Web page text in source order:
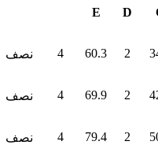
D
E
2
60.3
4 نصف
2
69.9
4 نصف
2
79.4
4 نصف